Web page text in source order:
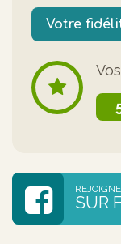
Votre
SUR